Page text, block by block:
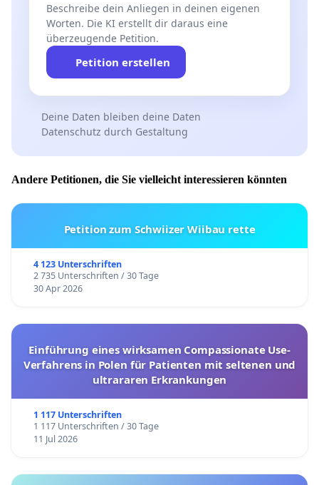
Beschreibe dein Anliegen in deinen eigenen
Worten. Die KI erstellt dir daraus eine
überzeugende Petition.
Petition erstellen
Deine Daten bleiben deine Daten
Datenschutz durch Gestaltung
Andere Petitionen, die Sie vielleicht interessieren könnten
Petition zum Schwiizer Wiibau rette
4 123 Unterschriften
2 735 Unterschriften / 30 Tage
30 Apr 2026
Einführung eines wirksamen Compassionate Use-
Verfahrens in Polen für Patienten mit seltenen und
ultrararen Erkrankungen
1 117 Unterschriften
1 117 Unterschriften / 30 Tage
11 Jul 2026